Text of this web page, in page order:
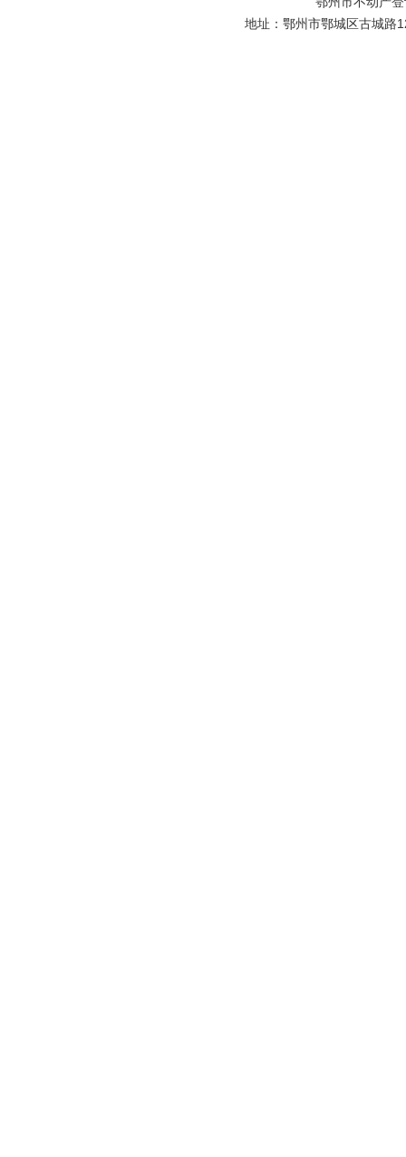
地址：鄂州市鄂城区古城路